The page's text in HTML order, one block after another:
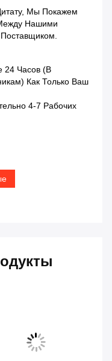
Мы Покажем
Нашими
24 Часов (в
Как Только Ваш
4-7 Рабочих